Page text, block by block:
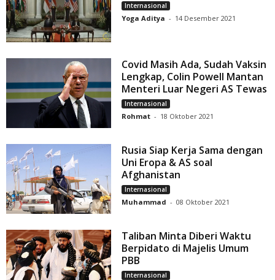
Internasional
Yoga Aditya - 14 Desember 2021
Covid Masih Ada, Sudah Vaksin
Lengkap, Colin Powell Mantan
Menteri Luar Negeri AS Tewas
Internasional
Rohmat - 18 Oktober 2021
Rusia Siap Kerja Sama dengan
Uni Eropa & AS soal
Afghanistan
Internasional
Muhammad - 08 Oktober 2021
Taliban Minta Diberi Waktu
Berpidato di Majelis Umum
PBB
Internasional